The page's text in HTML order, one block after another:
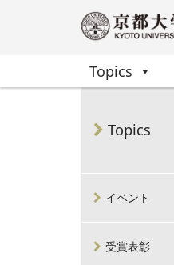
Topics
Topics
イベント
受賞表彰